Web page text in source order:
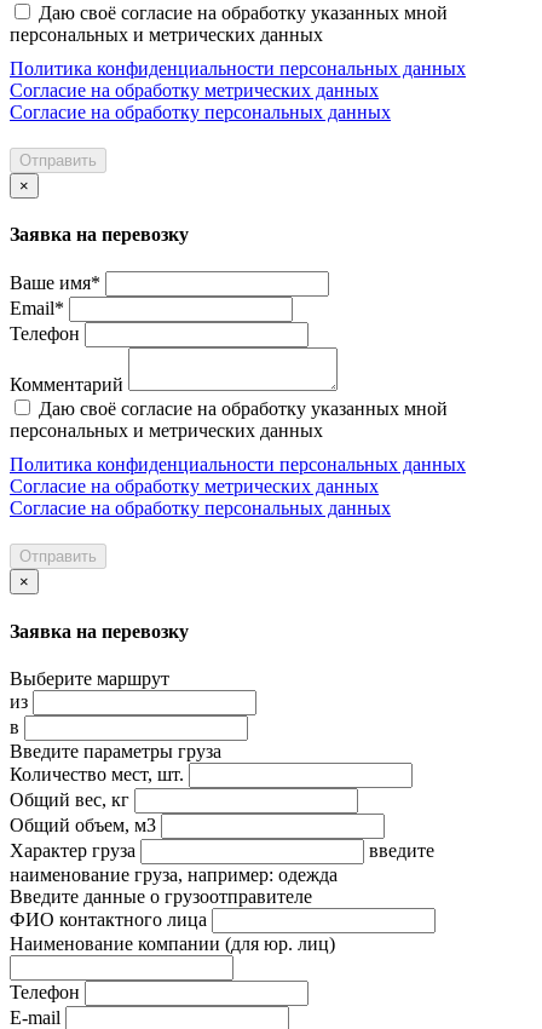
Даю своё согласие на обработку указанных мной
персональных и метрических данных
Политика конфиденциальности персональных данных
Согласие на обработку метрических данных
Согласие на обработку персональных данных
Отправить
×
Заявка на перевозку
Ваше имя*
Email*
Телефон
Комментарий
Даю своё согласие на обработку указанных мной
персональных и метрических данных
Политика конфиденциальности персональных данных
Согласие на обработку метрических данных
Согласие на обработку персональных данных
Отправить
×
Заявка на перевозку
Выберите маршрут
из
в
Введите параметры груза
Количество мест, шт.
Общий вес, кг
Общий объем, м3
Характер груза
введите
наименование груза, например: одежда
Введите данные о грузоотправителе
ФИО контактного лица
Наименование компании (для юр. лиц)
Телефон
E-mail